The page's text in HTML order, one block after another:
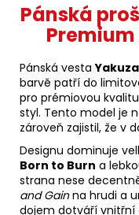
Pánská
Premium
Pánská vesta
barvě patří do
pro prémiovou
styl. Tento model je
zároveň zajistil, že v
Designu dominuje
Born to Burn a
strana nese
and Gainna hrudi a
dojem dotváří vnitřní